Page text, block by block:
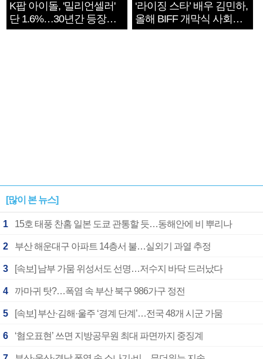
K팝 아이돌, '밀리언셀러'
단 1.6%…30년간 등장
1182개팀 전수조사
‘라이징 스타’ 배우 김민하,
올해 BIFF 개막식 사회자
확정
[많이 본 뉴스]
1 15호 태풍 찬홈 일본 도쿄 관통할 듯…동해안에 비 뿌리나
2 부산 해운대구 아파트 14층서 불…실외기 과열 추정
3 [속보] 남부 가뭄 위성서도 선명…저수지 바닥 드러났다
4 까마귀 탓?…폭염 속 부산 북구 986가구 정전
5 [속보] 부산·김해·울주 ‘경계 단계’…전국 48개 시군 가뭄
6 ‘혐오표현’ 쓰면 지방공무원 최대 파면까지 중징계